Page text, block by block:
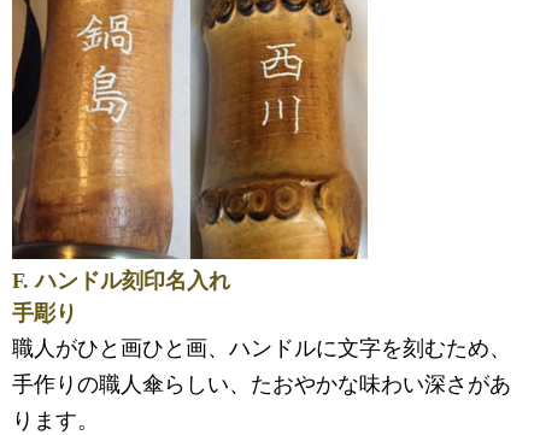
F. ハンドル刻印名入れ
手彫り
職人がひと画ひと画、ハンドルに文字を刻むため、
手作りの職人傘らしい、たおやかな味わい深さがあ
ります。